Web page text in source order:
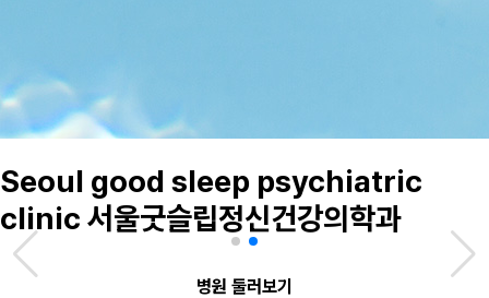
Seoul good sleep psychiatric
clinic 서울굿슬립정신건강의학과
병원 둘러보기